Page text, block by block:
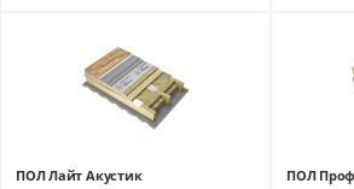
ПОЛ Лайт Акустик
ПОЛ